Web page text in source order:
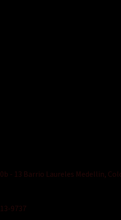
- 13 Barrio Laureles Medellin,
9737